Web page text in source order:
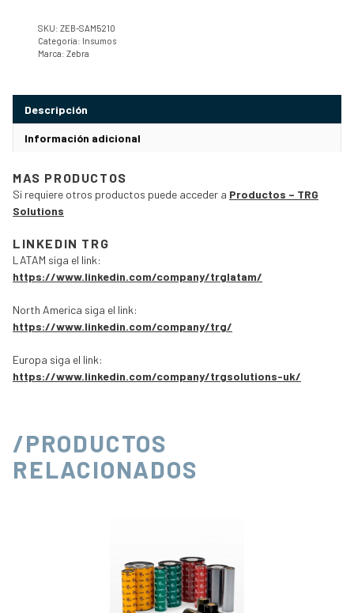
SKU: ZEB-SAM5210
Categoría: Insumos
Marca: Zebra
Descripción
Información adicional
MAS PRODUCTOS
Si requiere otros productos puede acceder a Productos – TRG
Solutions
LINKEDIN TRG
LATAM siga el link:
https://www.linkedin.com/company/trglatam/
North America siga el link:
https://www.linkedin.com/company/trg/
Europa siga el link:
https://www.linkedin.com/company/trgsolutions-uk/
/PRODUCTOS
RELACIONADOS